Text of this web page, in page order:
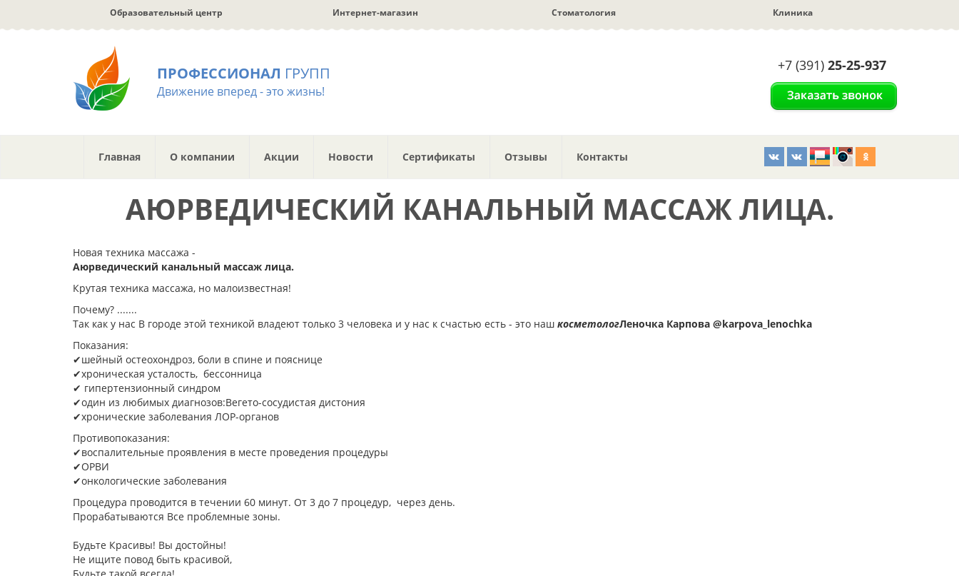
Образовательный центр Интернет-магазин Стоматология Клиника
ПРОФЕССИОНАЛ ГРУПП
Движение вперед - это жизнь!
+7 (391) 25-25-937
Главная О компании Акции Новости Сертификаты Отзывы Контакты
АЮРВЕДИЧЕСКИЙ КАНАЛЬНЫЙ МАССАЖ ЛИЦА.
Новая техника массажа -
Аюрведический канальный массаж лица.
Крутая техника массажа, но малоизвестная!
Почему? .......
Так как у нас В городе этой техникой владеют только 3 человека и у нас к счастью есть - это наш косметологЛеночка Карпова @karpova_lenochka
Показания:
✔шейный остеохондроз, боли в спине и пояснице
✔хроническая усталость, бессонница
✔ гипертензионный синдром
✔один из любимых диагнозов:Вегето-сосудистая дистония
✔хронические заболевания ЛОР-органов
Противопоказания:
✔воспалительные проявления в месте проведения процедуры
✔ОРВИ
✔онкологические заболевания
Процедура проводится в течении 60 минут. От 3 до 7 процедур, через день.
Прорабатываются Все проблемные зоны.
Будьте Красивы! Вы достойны!
Не ищите повод быть красивой,